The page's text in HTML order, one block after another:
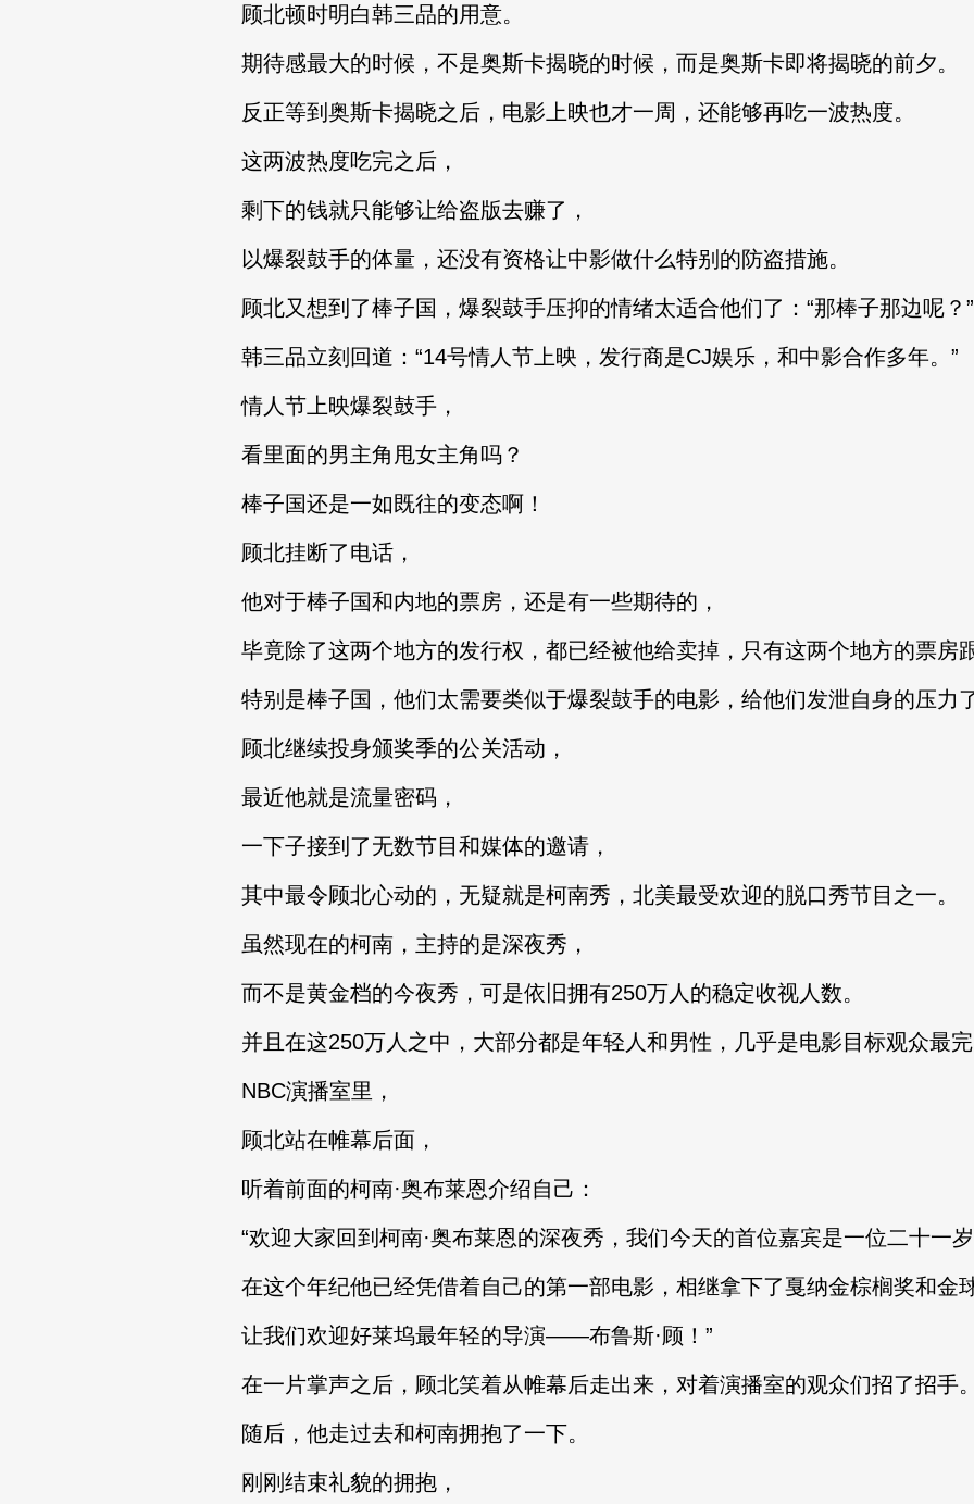
顾北顿时明白韩三品的用意。
期待感最大的时候，不是奥斯卡揭晓的时候，而是奥斯卡即将揭晓的前夕。
反正等到奥斯卡揭晓之后，电影上映也才一周，还能够再吃一波热度。
这两波热度吃完之后，
剩下的钱就只能够让给盗版去赚了，
以爆裂鼓手的体量，还没有资格让中影做什么特别的防盗措施。
顾北又想到了棒子国，爆裂鼓手压抑的情绪太适合他们了：“那棒子那边呢？”
韩三品立刻回道：“14号情人节上映，发行商是CJ娱乐，和中影合作多年。”
情人节上映爆裂鼓手，
看里面的男主角甩女主角吗？
棒子国还是一如既往的变态啊！
顾北挂断了电话，
他对于棒子国和内地的票房，还是有一些期待的，
毕竟除了这两个地方的发行权，都已经被他给卖掉，只有这两个地方的票房跟
特别是棒子国，他们太需要类似于爆裂鼓手的电影，给他们发泄自身的压力了
顾北继续投身颁奖季的公关活动，
最近他就是流量密码，
一下子接到了无数节目和媒体的邀请，
其中最令顾北心动的，无疑就是柯南秀，北美最受欢迎的脱口秀节目之一。
虽然现在的柯南，主持的是深夜秀，
而不是黄金档的今夜秀，可是依旧拥有250万人的稳定收视人数。
并且在这250万人之中，大部分都是年轻人和男性，几乎是电影目标观众最完
NBC演播室里，
顾北站在帷幕后面，
听着前面的柯南·奥布莱恩介绍自己：
“欢迎大家回到柯南·奥布莱恩的深夜秀，我们今天的首位嘉宾是一位二十一岁
在这个年纪他已经凭借着自己的第一部电影，相继拿下了戛纳金棕榈奖和金
让我们欢迎好莱坞最年轻的导演——布鲁斯·顾！”
在一片掌声之后，顾北笑着从帷幕后走出来，对着演播室的观众们招了招手。
随后，他走过去和柯南拥抱了一下。
刚刚结束礼貌的拥抱，